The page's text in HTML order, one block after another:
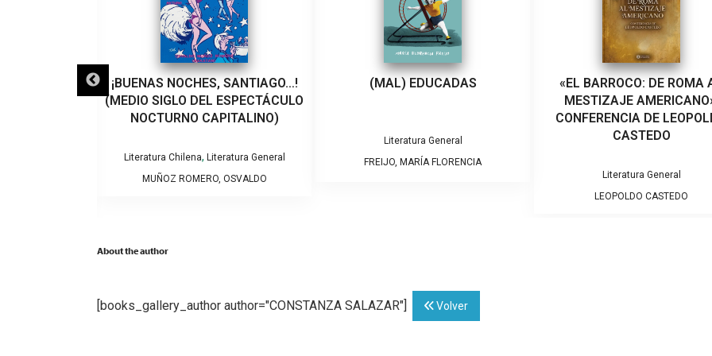
A UN
¡BUENAS NOCHES, SANTIAGO…!
(MEDIO SIGLO DEL ESPECTÁCULO
NOCTURNO CAPITALINO)
Literatura Chilena, Literatura General
MUÑOZ ROMERO, OSVALDO
(MAL) EDUCADAS
Literatura General
FREIJO, MARÍA FLORENCIA
«EL BARROCO: DE ROMA
MESTIZAJE
CONFERENCIA DE
CASTEDO
Literatura General
LEOPOLDO CASTEDO
About the author
[books_gallery_author author="CONSTANZA SALAZAR"] Volver